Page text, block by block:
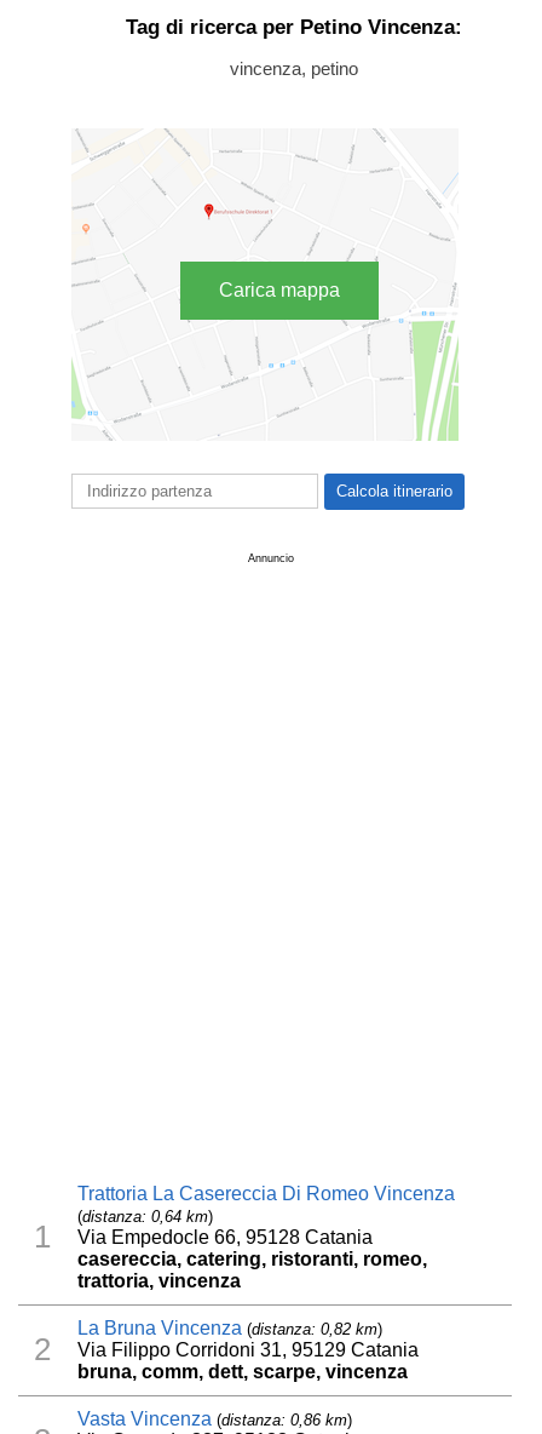
Tag di ricerca per Petino Vincenza:
vincenza, petino
Carica mappa
Annuncio
1
Trattoria La Casereccia Di Romeo Vincenza
(distanza: 0,64 km)
Via Empedocle 66, 95128 Catania
casereccia, catering, ristoranti, romeo,
trattoria, vincenza
2
La Bruna Vincenza (distanza: 0,82 km)
Via Filippo Corridoni 31, 95129 Catania
bruna, comm, dett, scarpe, vincenza
Vasta Vincenza (distanza: 0,86 km)